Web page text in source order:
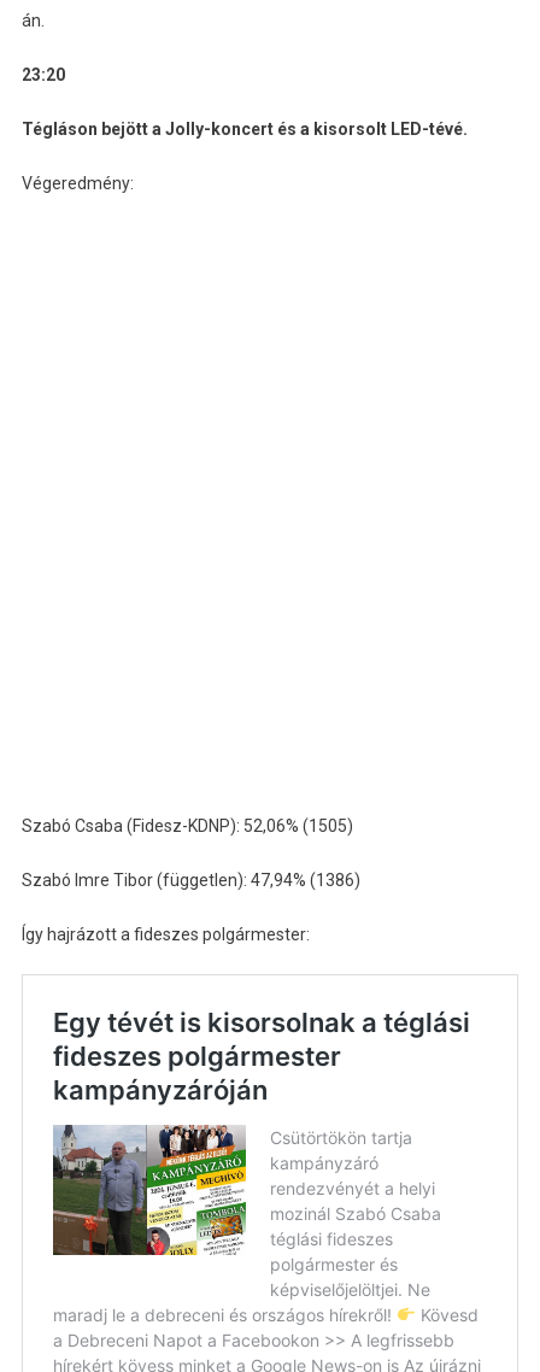
án.
23:20
Tégláson bejött a Jolly-koncert és a kisorsolt LED-tévé.
Végeredmény:
Szabó Csaba (Fidesz-KDNP): 52,06% (1505)
Szabó Imre Tibor (független): 47,94% (1386)
Így hajrázott a fideszes polgármester: